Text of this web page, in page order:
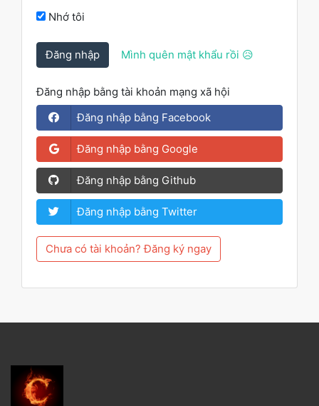
Nhớ tôi
Đăng nhập Mình quên mật khẩu rồi 😥
Đăng nhập bằng tài khoản mạng xã hội
Đăng nhập bằng Facebook
Đăng nhập bằng Google
Đăng nhập bằng Github
Đăng nhập bằng Twitter
Chưa có tài khoản? Đăng ký ngay